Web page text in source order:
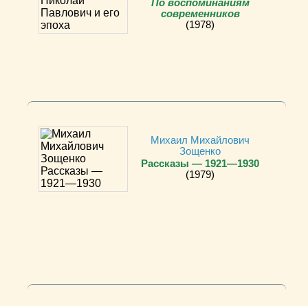
По воспоминаниям
современников
(1978)
Михаил Михайлович
Зощенко
Рассказы — 1921—1930
(1979)